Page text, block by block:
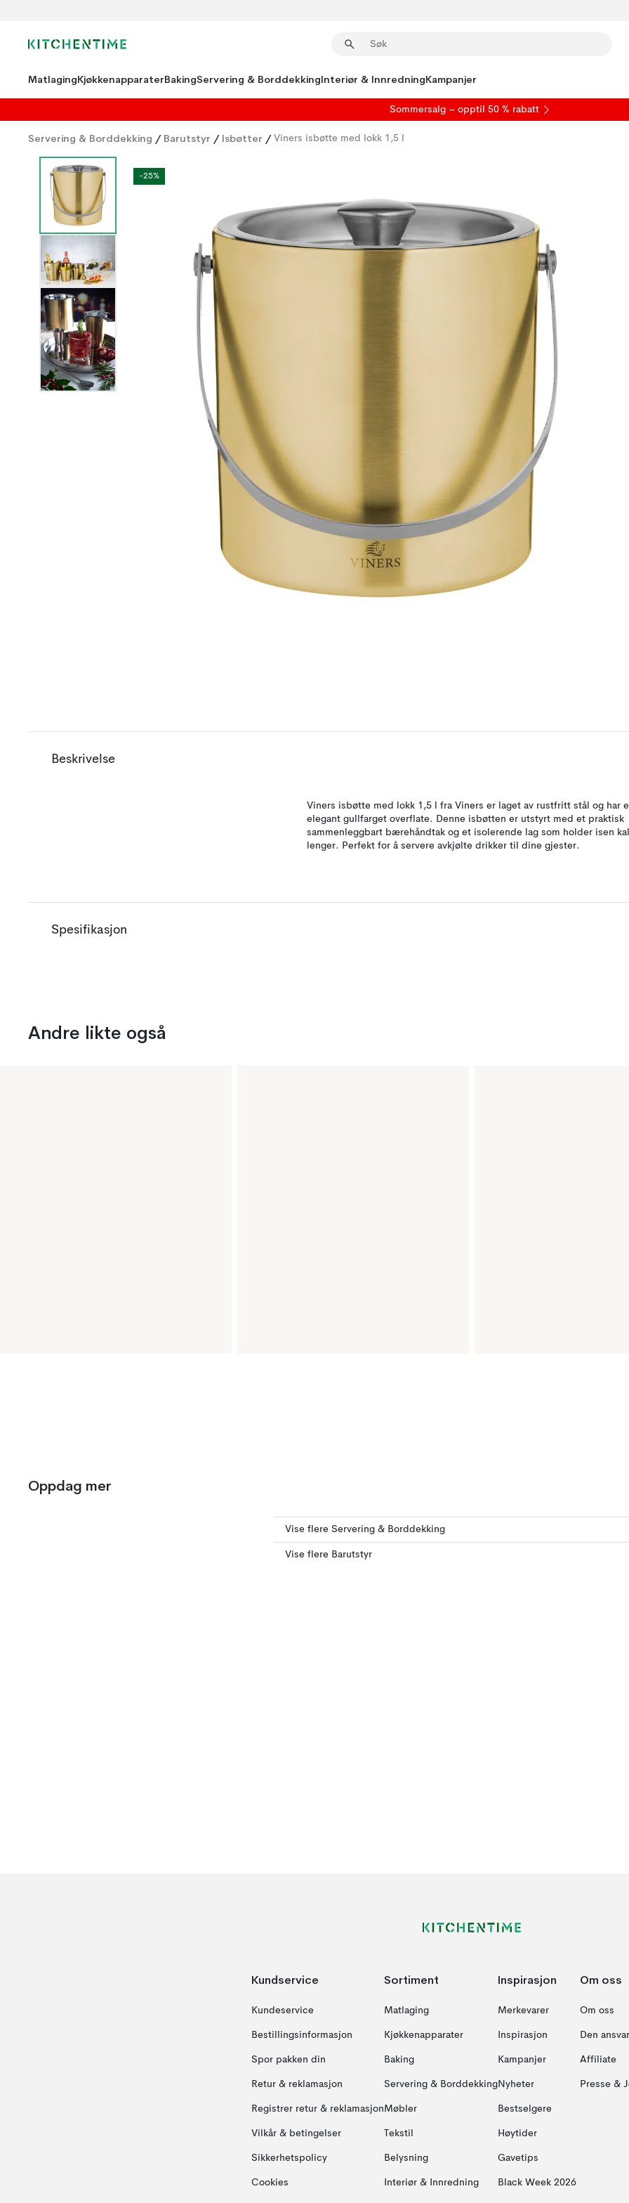
MatlagingKjøkkenapparaterBakingServering & BorddekkingInteriør & InnredningKampanjer
Sommersalg – opptil 50 % rabatt
Servering & Borddekking / Barutstyr / Isbøtter / Viners isbøtte med lokk 1,5 l
-25%
Beskrivelse
Viners isbøtte med lokk 1,5 l fra Viners er laget av rustfritt stål og har
elegant gullfarget overflate. Denne isbøtten er utstyrt med et praktisk
sammenleggbart bærehåndtak og et isolerende lag som holder isen
lenger. Perfekt for å servere avkjølte drikker til dine gjester.
Spesifikasjon
Andre likte også
Oppdag mer
Vise flere Servering & Borddekking
Vise flere Barutstyr
Kundservice
Kundeservice
Bestillingsinformasjon
Spor pakken din
Retur & reklamasjon
Registrer retur & reklamasjon
Vilkår & betingelser
Sikkerhetspolicy
Cookies
Sortiment
Matlaging
Kjøkkenapparater
Baking
Servering & Borddekking
Møbler
Tekstil
Belysning
Interiør & Innredning
Inspirasjon
Merkevarer
Inspirasjon
Kampanjer
Nyheter
Bestselgere
Høytider
Gavetips
Black Week 2026
Om oss
Om oss
Den
Affiliate
Presse &